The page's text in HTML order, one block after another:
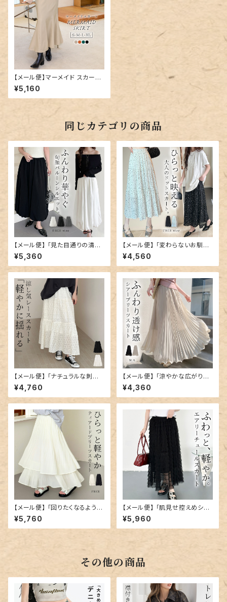
【メール便】マーメイド スカート
／pants462
¥5,160
同じカテゴリの商品
【メール便】 「見た目通りの清涼
感」スカート ロング バルーン フ
レア／skirt091
¥5,360
【メール便】 「変わらないお馴染
みデザイン」ティアード フレア
スカート ドット／skirt092
¥4,560
【メール便】 「ナチュラルな刺繍」
ティアード スカート レース アイ
レット／skirt093
¥4,760
【メール便】 「涼やかな広がりを」
スカート プリーツ ロング ボトム
ス／skirt095
¥4,360
【メール便】 「回りたくなるような
ひらっと感」ティアード プリーツ
スカート ロング／skirt096
¥5,760
【メール便】 「肌見せ控えめシア
ー」ティアード スカート フレア／
skirt098
¥5,960
その他の商品